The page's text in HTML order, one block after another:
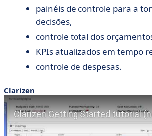
painéis de controle para a
decisões,
controle total dos
KPIs atualizados em tempo
controle de despesas.
Clarizen